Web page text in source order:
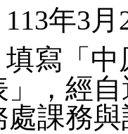
年3月
寫「中
，經
課務